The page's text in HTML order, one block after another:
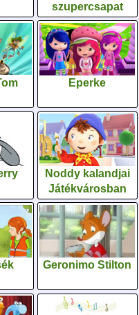
szupercsapat
Eperke
Noddy kalandjai
Játékvárosban
Geronimo Stilton